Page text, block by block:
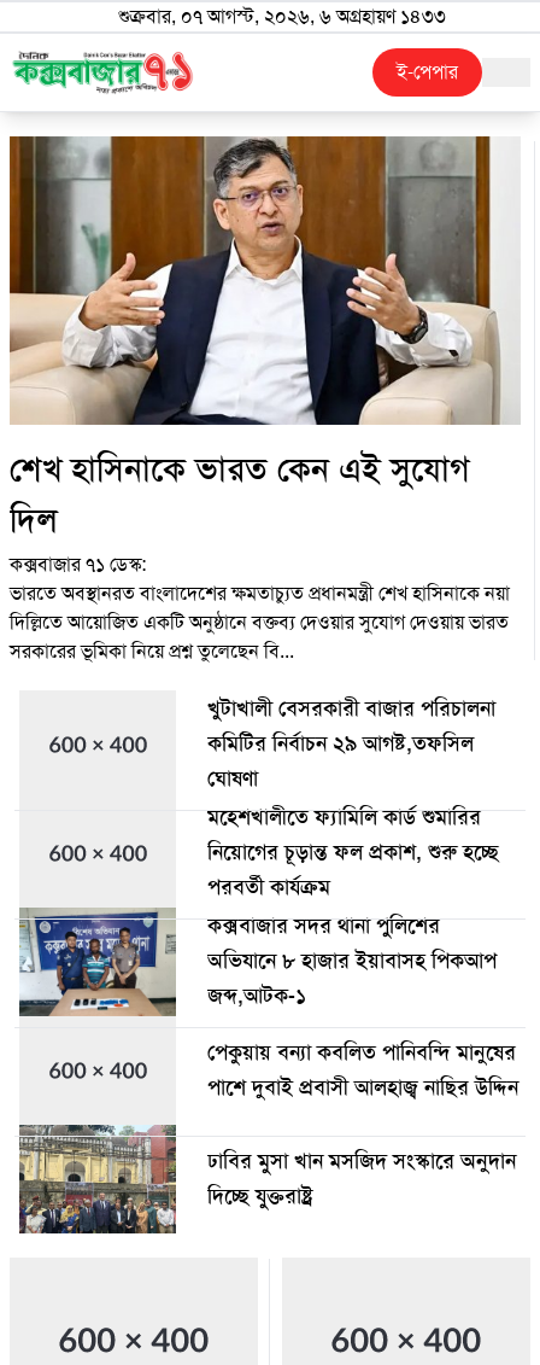
শুক্রবার, ০৭ আগস্ট, ২০২৬, ৬ অগ্রহায়ণ ১৪৩৩
ই-পেপার
শেখ হাসিনাকে ভারত কেন এই সুযোগ
দিল
কক্সবাজার ৭১ ডেস্ক:
ভারতে অবস্থানরত বাংলাদেশের ক্ষমতাচ্যুত প্রধানমন্ত্রী শেখ হাসিনাকে নয়া
দিল্লিতে আয়োজিত একটি অনুষ্ঠানে বক্তব্য দেওয়ার সুযোগ দেওয়ায় ভারত
সরকারের ভূমিকা নিয়ে প্রশ্ন তুলেছেন বি...
খুটাখালী বেসরকারী বাজার পরিচালনা
কমিটির নির্বাচন ২৯ আগষ্ট,তফসিল
ঘোষণা
মহেশখালীতে ফ্যামিলি কার্ড শুমারির
নিয়োগের চূড়ান্ত ফল প্রকাশ, শুরু হচ্ছে
পরবর্তী কার্যক্রম
কক্সবাজার সদর থানা পুলিশের
অভিযানে ৮ হাজার ইয়াবাসহ পিকআপ
জব্দ,আটক-১
পেকুয়ায় বন্যা কবলিত পানিবন্দি মানুষের
পাশে দুবাই প্রবাসী আলহাজ্ব নাছির উদ্দিন
ঢাবির মুসা খান মসজিদ সংস্কারে অনুদান
দিচ্ছে যুক্তরাষ্ট্র